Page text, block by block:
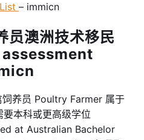
– immicn
员澳洲技术移民
饲养员 Poultry Farmer 属于
要本科或更高级学位
at Australian Bachelor